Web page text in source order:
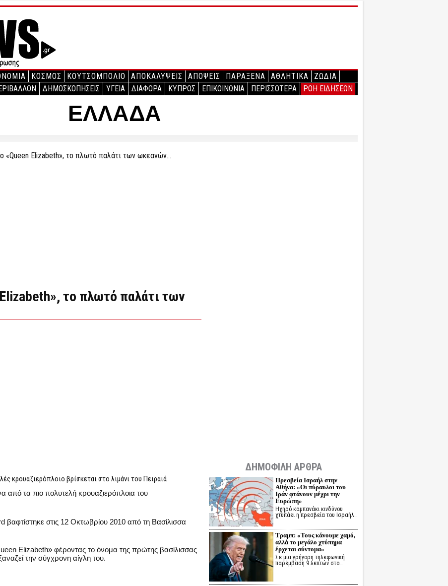
ΚΟΣΜΟΣ ΚΟΥΤΣΟΜΠΟΛΙΟ ΑΠΟΚΑΛΥΨΕΙΣ ΑΠΟΨΕΙΣ ΠΑΡΑΞΕΝΑ ΑΘΛΗΤΙΚΑ
ΖΩΔΙΑ
ΔΗΜΟΣΚΟΠΗΣΕΙΣ ΥΓΕΙΑ ΔΙΑΦΟΡΑ ΚΥΠΡΟΣ ΕΠΙΚΟΙΝΩΝΙΑ ΠΕΡΙΣΣΟΤΕΡΑ ΡΟΗ ΕΙΔΗΣΕΩΝ
ΕΛΛΑΔΑ
το πλωτό παλάτι των
κρουαζιερόπλοιο βρίσκεται στο λιμάνι του Πειραιά
από τα πιο πολυτελή κρουαζιερόπλοια του
βαφτίστηκε στις 12 Οκτωβρίου 2010 από τη Βασίλισσα
Elizabeth» φέροντας το όνομα της πρώτης βασίλισσας
την σύγχρονη αίγλη του.
ΔΗΜΟΦΙΛΗ ΑΡΘΡΑ
Πρεσβεία Ισραήλ στην
Αθήνα: «Οι πύραυλοι του
Ιράν φτάνουν μέχρι την
Ευρώπη»
Ηχηρό καμπανάκι κινδύνου
χτυπάει η πρεσβεία του Ισραήλ…
Τραμπ: «Τους κάνουμε χαμό,
αλλά το μεγάλο χτύπημα
έρχεται σύντομα»
Σε μια γρήγορη τηλεφωνική
παρέμβαση 9 λεπτών στο…